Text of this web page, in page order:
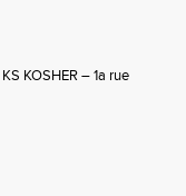
KOSHER – 1a rue